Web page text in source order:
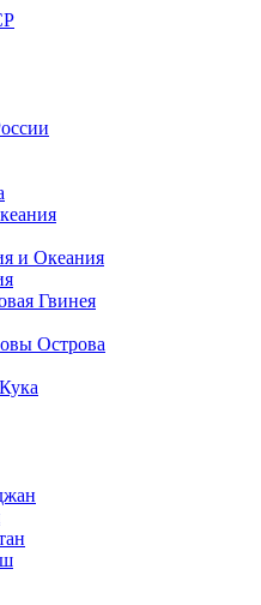
и Океания
Гвинея
Острова